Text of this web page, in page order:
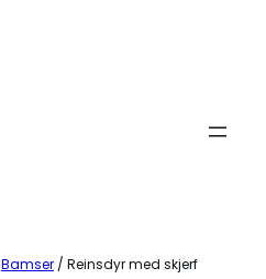
Bamser / Reinsdyr med skjerf